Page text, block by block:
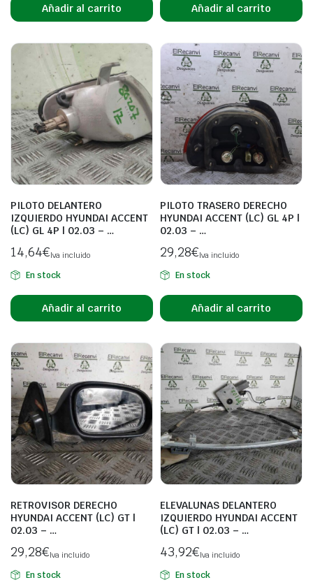
Añadir al carrito Añadir al carrito
PILOTO DELANTERO
IZQUIERDO HYUNDAI ACCENT
(LC) GL 4P | 02.03 – …
14,64€Iva incluido
En stock
Añadir al carrito
PILOTO TRASERO DERECHO
HYUNDAI ACCENT (LC) GL 4P |
02.03 – …
29,28€Iva incluido
En stock
Añadir al carrito
RETROVISOR DERECHO
HYUNDAI ACCENT (LC) GT |
02.03 – …
29,28€Iva incluido
En stock
ELEVALUNAS DELANTERO
IZQUIERDO HYUNDAI ACCENT
(LC) GT | 02.03 – …
43,92€Iva incluido
En stock